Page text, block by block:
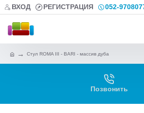
ВХОД РЕГИСТРАЦИЯ 052-
Стул ROMA III - BARI - массив дуба
Позвонить